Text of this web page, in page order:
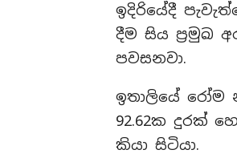
ඉදිරියේදී
දීම සිය ප්‍රමුඛ
පවසනවා.
ඉතාලියේ රෝම
92.62ක දුරක්
කියා සිටියා.